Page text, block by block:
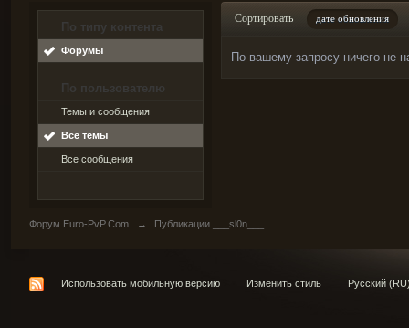
По типу контента
Форумы
По пользователю
Темы и сообщения
Все темы
Все сообщения
Сортировать дате обновления
По вашему запросу ничего не
Форум Euro-PvP.Com → Публикации ___sl0n___
Использовать мобильную версию Изменить стиль Русский